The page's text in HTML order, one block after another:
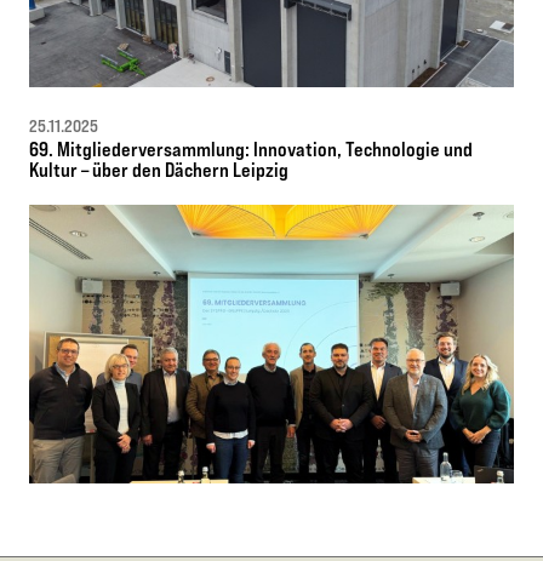
25.11.2025
69. Mitgliederversammlung: Innovation, Technologie und
Kultur – über den Dächern Leipzig